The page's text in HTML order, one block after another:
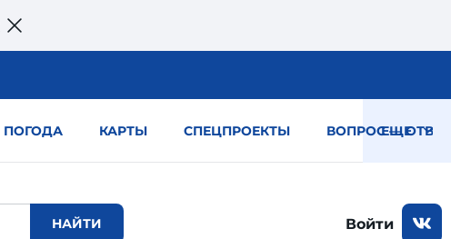
ПОГОДА КАРТЫ СПЕЦПРОЕКТЫ ВОПРОС — ОТВЕТ
ЕЩЕ
Войти